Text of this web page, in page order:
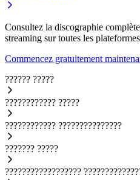
Consultez la discographie
streaming sur toutes les
Commencez gratuitement
?????? ?????
???????????? ?????
???????????? ???????????????
??????? ?????
??????????????????